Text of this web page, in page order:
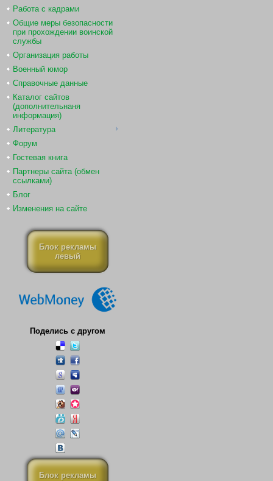
Работа с кадрами
Общие меры безопасности
при прохождении воинской
службы
Организация работы
Военный юмор
Справочные данные
Каталог сайтов
(дополнительнаня
информация)
Литература
Форум
Гостевая книга
Партнеры сайта (обмен
ссылками)
Блог
Изменения на сайте
Блок рекламы
левый
Поделись с другом
Блок рекламы